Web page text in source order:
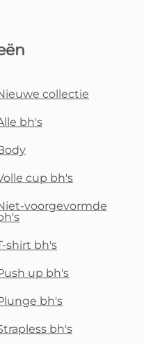
collectie
bh's
cup bh's
voorgevormde
shirt bh's
up bh's
bh's
bh's